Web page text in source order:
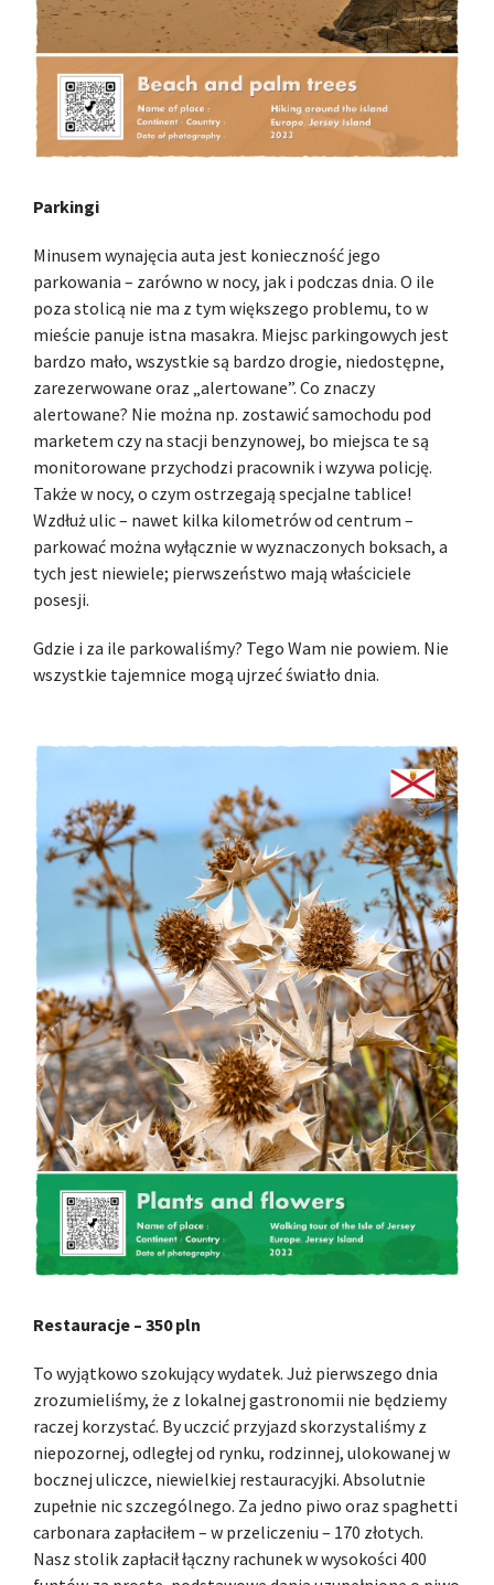
Parkingi
Minusem wynajęcia auta jest konieczność jego
parkowania – zarówno w nocy, jak i podczas dnia. O ile
poza stolicą nie ma z tym większego problemu, to w
mieście panuje istna masakra. Miejsc parkingowych jest
bardzo mało, wszystkie są bardzo drogie, niedostępne,
zarezerwowane oraz „alertowane”. Co znaczy
alertowane? Nie można np. zostawić samochodu pod
marketem czy na stacji benzynowej, bo miejsca te są
monitorowane przychodzi pracownik i wzywa policję.
Także w nocy, o czym ostrzegają specjalne tablice!
Wzdłuż ulic – nawet kilka kilometrów od centrum –
parkować można wyłącznie w wyznaczonych boksach, a
tych jest niewiele; pierwszeństwo mają właściciele
posesji.
Gdzie i za ile parkowaliśmy? Tego Wam nie powiem. Nie
wszystkie tajemnice mogą ujrzeć światło dnia.
Restauracje – 350 pln
To wyjątkowo szokujący wydatek. Już pierwszego dnia
zrozumieliśmy, że z lokalnej gastronomii nie będziemy
raczej korzystać. By uczcić przyjazd skorzystaliśmy z
niepozornej, odległej od rynku, rodzinnej, ulokowanej w
bocznej uliczce, niewielkiej restauracyjki. Absolutnie
zupełnie nic szczególnego. Za jedno piwo oraz spaghetti
carbonara zapłaciłem – w przeliczeniu – 170 złotych.
Nasz stolik zapłacił łączny rachunek w wysokości 400